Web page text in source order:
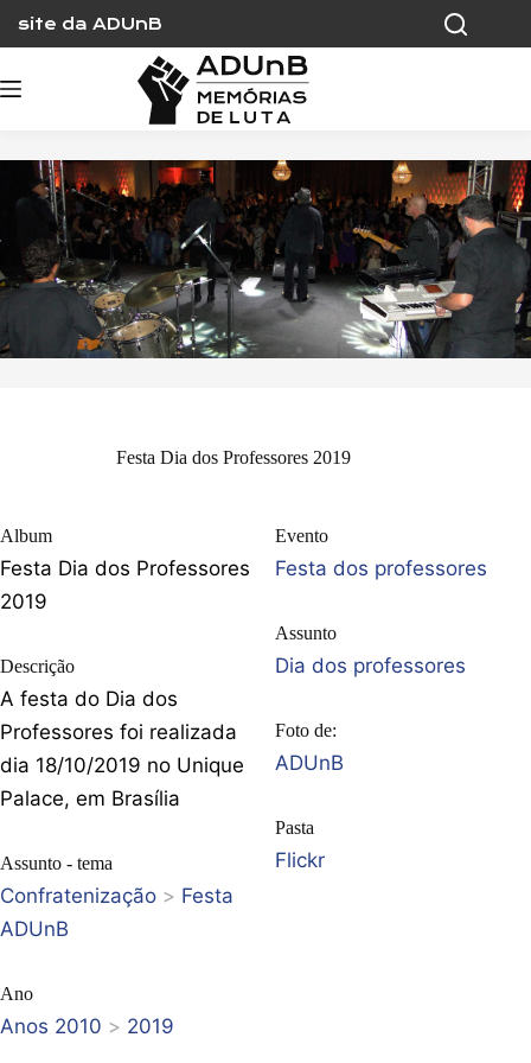
content
site da ADUnB
Festa Dia dos Professores 2019
Album
Festa Dia dos Professores
2019
Descrição
A festa do Dia dos
Professores foi realizada
dia 18/10/2019 no Unique
Palace, em Brasília
Assunto - tema
Confratenização > Festa
ADUnB
Ano
Anos 2010 > 2019
Evento
Festa dos professores
Assunto
Dia dos professores
Foto de:
ADUnB
Pasta
Flickr